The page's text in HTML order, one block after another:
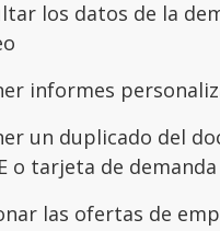
los datos de la
informes
un duplicado del
o tarjeta de demanda
las ofertas de